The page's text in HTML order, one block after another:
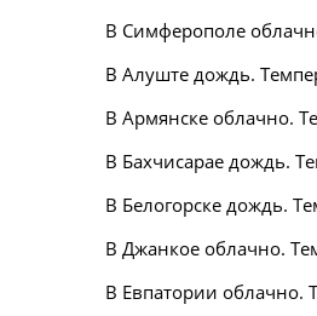
В Симферополе
В Алуште дождь.
В Армянске облачно.
В Бахчисарае дождь.
В Белогорске дождь.
В Джанкое облачно.
В Евпатории облачно.